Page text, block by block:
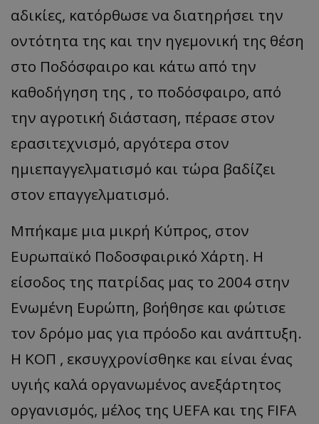
αδικίες, κατόρθωσε να διατηρήσει την
οντότητα της και την ηγεμονική της θέση
στο Ποδόσφαιρο και κάτω από την
καθοδήγηση της , το ποδόσφαιρο, από
την αγροτική διάσταση, πέρασε στον
ερασιτεχνισμό, αργότερα στον
ημιεπαγγελματισμό και τώρα βαδίζει
στον επαγγελματισμό.
Μπήκαμε μια μικρή Κύπρος, στον
Ευρωπαϊκό Ποδοσφαιρικό Χάρτη. Η
είσοδος της πατρίδας μας το 2004 στην
Ενωμένη Ευρώπη, βοήθησε και φώτισε
τον δρόμο μας για πρόοδο και ανάπτυξη.
Η ΚΟΠ , εκσυγχρονίσθηκε και είναι ένας
υγιής καλά οργανωμένος ανεξάρτητος
οργανισμός, μέλος της UEFA και της FIFA